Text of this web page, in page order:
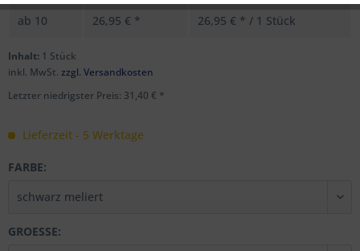
ab 10 26,95 € * 26,95 € * / 1 Stück
Inhalt: 1 Stück
inkl. MwSt. zzgl. Versandkosten
Letzter niedrigster Preis: 31,40 € *
Lieferzeit - 5 Werktage
FARBE:
GROESSE: